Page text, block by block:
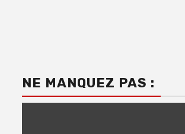
NE MANQUEZ PAS :